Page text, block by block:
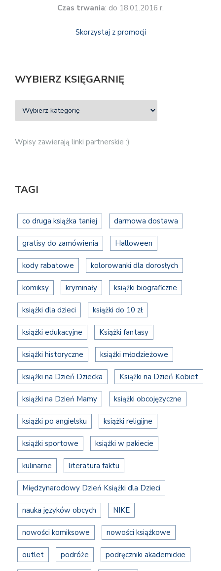
Czas trwania: do 18.01.2016 r.
Skorzystaj z promocji
WYBIERZ KSIĘGARNIĘ
Wpisy zawierają linki partnerskie :)
TAGI
co druga książka taniej darmowa dostawa
gratisy do zamówienia Halloween
kody rabatowe kolorowanki dla dorosłych
komiksy kryminały książki biograficzne
książki dla dzieci książki do 10 zł
książki edukacyjne Książki fantasy
książki historyczne książki młodzieżowe
książki na Dzień Dziecka Książki na Dzień Kobiet
książki na Dzień Mamy książki obcojęzyczne
książki po angielsku książki religijne
książki sportowe książki w pakiecie
kulinarne literatura faktu
Międzynarodowy Dzień Książki dla Dzieci
nauka języków obcych NIKE
nowości komiksowe nowości książkowe
outlet podróże podręczniki akademickie